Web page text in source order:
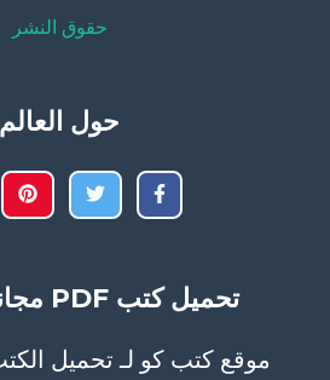
حقوق النشر
حول العالم
تحميل كتب PDF مجانا – كتب كو